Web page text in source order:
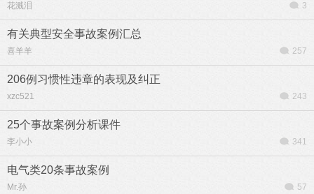
花溅泪 3
有关典型安全事故案例汇总
喜羊羊 257
206例习惯性违章的表现及纠正
xzc521 243
25个事故案例分析课件
李小小 341
电气类20条事故案例
Mr.孙 57